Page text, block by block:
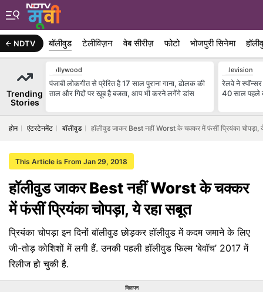
NDTV बॉलीवुड टेलीविज़न वेब सीरीज़ फोटो भोजपुरी सिनेमा
Trending
Stories
Bollywood
पंजाबी लोकगीत से प्रेरित है 17 साल पुराना गाना, ढोलक की
ताल और गिद्दों पर खूब है बजता, आप भी करने लगेंगे डांस
Television
रेलवे ने
40 साल पहले
होम एंटरटेनमेंट बॉलीवुड हॉलीवुड जाकर Best नहीं Worst के चक्कर में फंसीं प्रियंका चोपड़ा,
This Article is From Jan 29, 2018
हॉलीवुड जाकर Best नहीं Worst के चक्कर
में फंसीं प्रियंका चोपड़ा, ये रहा सबूत
प्रियंका चोपड़ा इन दिनों बॉलीवुड छोड़कर हॉलीवुड में कदम जमाने के लिए
जी-तोड़ कोशिशों में लगी हैं. उनकी पहली हॉलीवुड फिल्म ‘बेवॉच’ 2017 में
रिलीज हो चुकी है.
विज्ञापन